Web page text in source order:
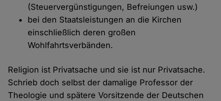
(Steuervergünstigungen, Befreiungen usw.)
bei den Staatsleistungen an die Kirchen
einschließlich deren großen
Wohlfahrtsverbänden.
Religion ist Privatsache und sie ist nur Privatsache.
Schrieb doch selbst der damalige Professor der
Theologie und spätere Vorsitzende der Deutschen